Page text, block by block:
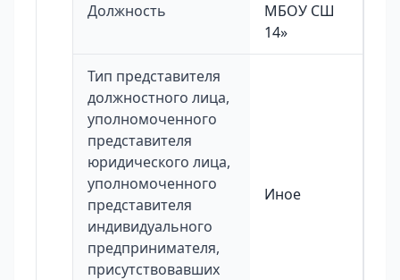
Должность
МБОУ СШ
14»
Тип представителя
должностного лица,
уполномоченного
представителя
юридического лица,
уполномоченного
представителя
индивидуального
предпринимателя,
присутствовавших
Иное